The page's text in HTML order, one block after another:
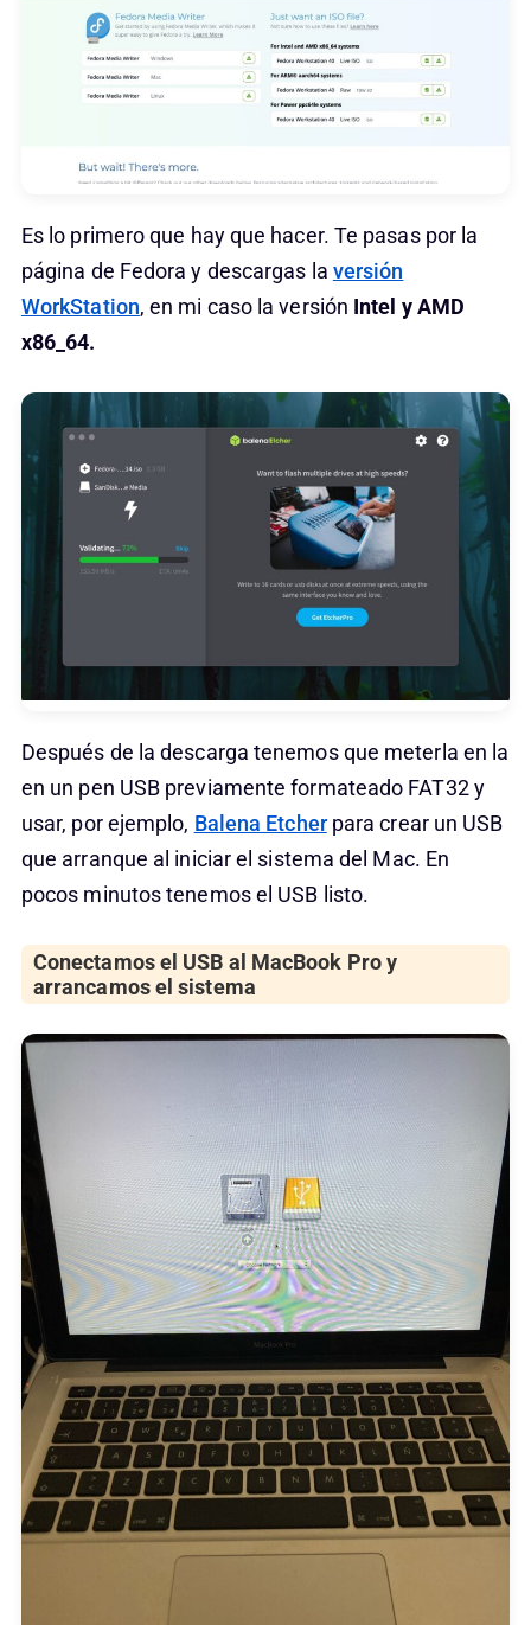
Es lo primero que hay que hacer. Te pasas por la
página de Fedora y descargas la versión
WorkStation, en mi caso la versión Intel y AMD
x86_64.
Después de la descarga tenemos que meterla en la
en un pen USB previamente formateado FAT32 y
usar, por ejemplo, Balena Etcherpara crear un USB
que arranque al iniciar el sistema del Mac. En
pocos minutos tenemos el USB listo.
Conectamos el USB al MacBook Pro y
arrancamos el sistema